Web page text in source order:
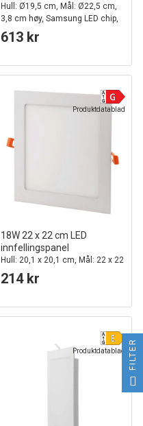
Hull: Ø19,5 cm, Mål: Ø22,5 cm,
3,8 cm høy, Samsung LED chip,
230V
613 kr
Produktdatablad
18W 22 x 22 cm LED
innfellingspanel
Hull: 20,1 x 20,1 cm, Mål: 22 x 22
cm
214 kr
Produktdatablad FILTER